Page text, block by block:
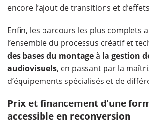
encore l’ajout de transitions et
Enfin, les parcours les plus complets
l’ensemble du processus créatif et
des bases du montageà la gestion
audiovisuels, en passant par la
d’équipements spécialisés et de
Prix et financement d'une
accessible en reconversion